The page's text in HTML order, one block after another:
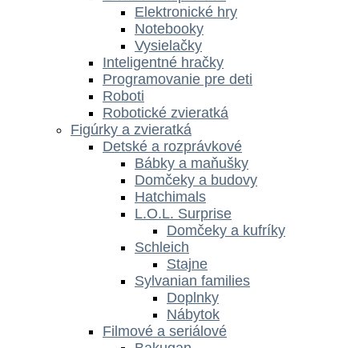
Elektronické hry
Notebooky
Vysielačky
Inteligentné hračky
Programovanie pre deti
Roboti
Robotické zvieratká
Figúrky a zvieratká
Detské a rozprávkové
Bábky a maňušky
Domčeky a budovy
Hatchimals
L.O.L. Surprise
Domčeky a kufríky
Schleich
Stajne
Sylvanian families
Doplnky
Nábytok
Filmové a seriálové